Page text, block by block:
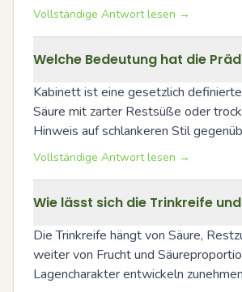
Vollständige Antwort lesen →
Welche Bedeutung hat die
Kabinett ist eine gesetzlich
Säure mit zarter Restsüße oder
Hinweis auf schlankeren Stil
Vollständige Antwort lesen →
Wie lässt sich die Trinkreife
Die Trinkreife hängt von Säure,
weiter von Frucht und
Lagencharakter entwickeln